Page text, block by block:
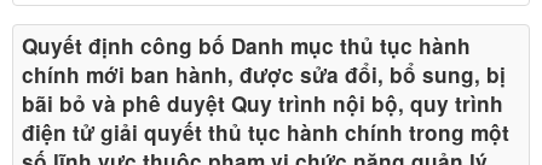
Quyết định công bố Danh mục thủ tục hành
chính mới ban hành, được sửa đổi, bổ sung, bị
bãi bỏ và phê duyệt Quy trình nội bộ, quy trình
điện tử giải quyết thủ tục hành chính trong một